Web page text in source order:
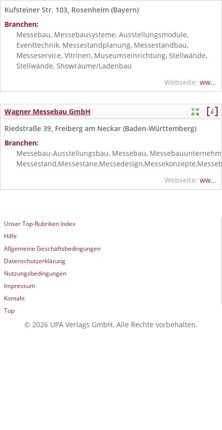
Kufsteiner Str. 103, Rosenheim (Bayern)
Branchen:
Messebau, Messebausysteme, Ausstellungsmodule,
Eventtechnik, Messestandplanung, Messestandbau,
Messeservice, Vitrinen, Museumseinrichtung, Stellwände,
Stellwände, Showräume/Ladenbau
Webseite: www.syma-expo.de
Wagner Messebau GmbH
Riedstraße 39, Freiberg am Neckar (Baden-Württemberg)
Branchen:
Messebau-Ausstellungsbau, Messebau,
Webseite: www.wagner-messebau.de
Unser Top-Rubriken Index
Hilfe
Allgemeine Geschäftsbedingungen
Datenschutzerklärung
Nutzungsbedingungen
Impressum
Kontakt
Top
© 2026 UPA Verlags GmbH. Alle Rechte vorbehalten.